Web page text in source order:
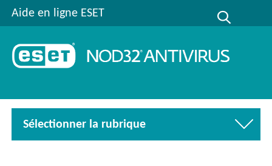
Aide en ligne ESET
Sélectionner la rubrique